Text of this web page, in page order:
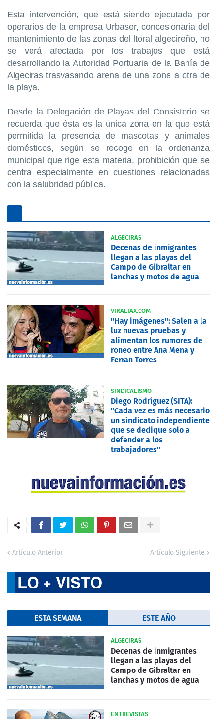
Esta intervención, que está siendo ejecutada por
operarios de la empresa Urbaser, concesionaria del
mantenimiento de las zonas del ltoral algecireño, no
se verá afectada por los trabajos que está
desarrollando la Autoridad Portuaria de la Bahía de
Algeciras trasvasando arena de una zona a otra de
la playa.
Desde la Delegación de Playas del Consistorio se
recuerda que ésta es la única zona en la que está
permitida la presencia de mascotas y animales
domésticos, según se recoge en la ordenanza
municipal que rige esta materia, prohibición que se
centra especialmente en cuestiones relacionadas
con la salubridad pública.
ALGECIRAS
Decenas de inmigrantes
llegan a las playas del
Campo de Gibraltar en
lanchas y motos de agua
VIRALIAX.COM
"Hay imágenes": Salen a la
luz nuevas pruebas y
alimentan los rumores de
roneo entre Ana Mena y
Ferran Torres
SINDICALISMO
Diego Rodríguez (SITA):
"Cada vez es más necesario
un sindicato independiente
que se dedique solo a
defender a los
trabajadores"
Artículo Anterior Artículo Siguiente
ESTA SEMANA ESTE AÑO
ALGECIRAS
Decenas de inmigrantes
llegan a las playas del
Campo de Gibraltar en
lanchas y motos de agua
ENTREVISTAS